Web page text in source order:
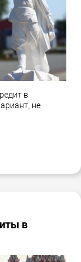
в
не
в